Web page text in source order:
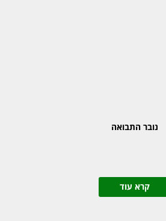
נובר התבואה
קרא עוד